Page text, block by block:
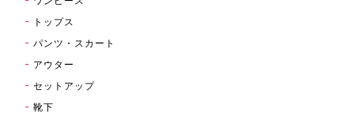
トップス
パンツ・スカート
アウター
セットアップ
靴下